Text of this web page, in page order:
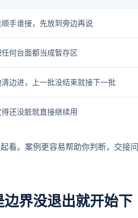
手谁接，先放到旁边再说
何台面都当成暂存区
边进，上一批没结束就接下一批
得还没脏就直接继续用
看。案例更容易帮助你判断，交接问
界没退出就开始下